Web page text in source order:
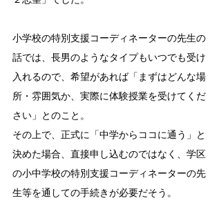
小学校の特別支援コーディネーターの先生の
話では、長男のようなタイプもいつでも受け
入れるので、希望があれば「まずはどんな場
所・雰囲気か、実際に体験授業を受けてくだ
さい」とのこと。
その上で、正式に「中学からココに通う」と
決めた場合、直接申し込むのではなく、学区
の小中学校の特別支援コーディネーターの先
生等を通しての手続きが必要だそう。